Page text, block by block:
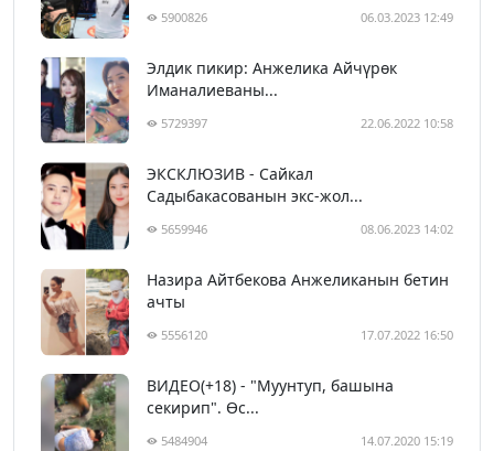
5900826 06.03.2023 12:49
Элдик пикир: Анжелика Айчүрөк
Иманалиеваны...
5729397 22.06.2022 10:58
ЭКСКЛЮЗИВ - Сайкал
Садыбакасованын экс-жол...
5659946 08.06.2023 14:02
Назира Айтбекова Анжеликанын бетин
ачты
5556120 17.07.2022 16:50
ВИДЕО(+18) - "Муунтуп, башына
секирип". Өс...
5484904 14.07.2020 15:19